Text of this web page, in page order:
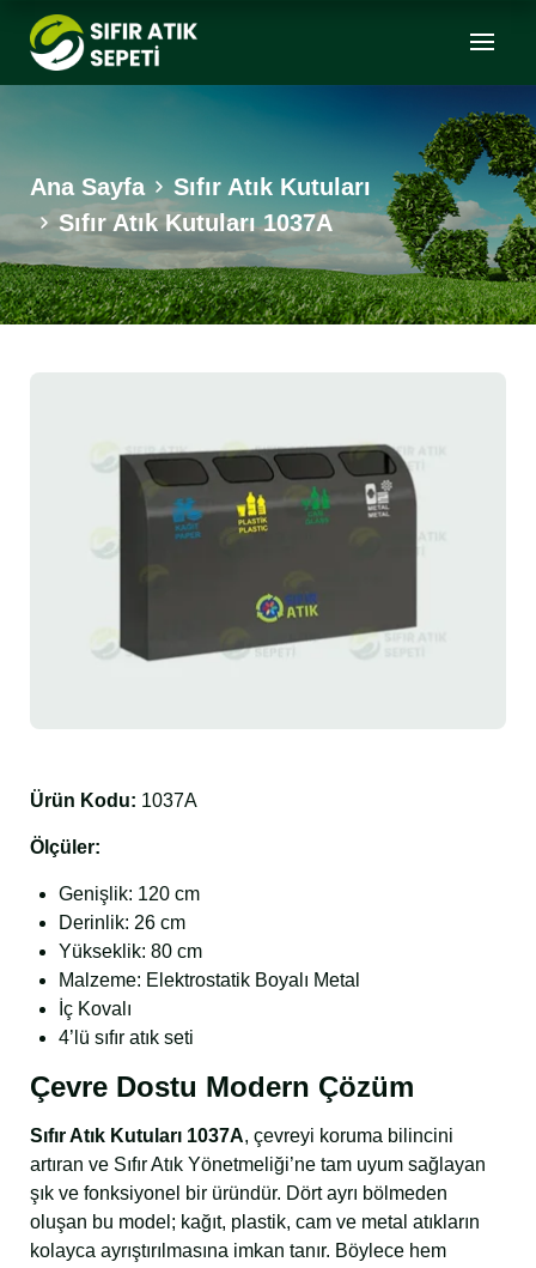
Ana Sayfa
Sıfır Atık Kutuları
Sıfır Atık Kutuları 1037A
Ürün Kodu: 1037A
Ölçüler:
Genişlik: 120 cm
Derinlik: 26 cm
Yükseklik: 80 cm
Malzeme: Elektrostatik Boyalı Metal
İç Kovalı
4’lü sıfır atık seti
Çevre Dostu Modern Çözüm
Sıfır Atık Kutuları 1037A, çevreyi koruma bilincini
artıran ve Sıfır Atık Yönetmeliği’ne tam uyum sağlayan
şık ve fonksiyonel bir üründür. Dört ayrı bölmeden
oluşan bu model; kağıt, plastik, cam ve metal atıkların
kolayca ayrıştırılmasına imkan tanır. Böylece hem